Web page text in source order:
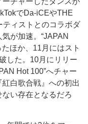
でDa-iCEやTHE
ィストとのコラボダ
が加速。“JAPAN
ほか、11月にはスト
した。10月にリリー
Hot 100”へチャー
白歌合戦』への初出
い存在となるだろ